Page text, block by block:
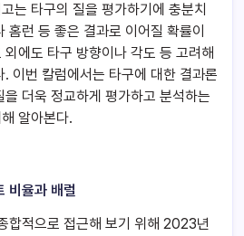
는 타구의 질을 평가하기에 충분치
홈런 등 좋은 결과로 이어질 확률이
에도 타구 방향이나 각도 등 고려해
이번 칼럼에서는 타구에 대한 결과론
더욱 정교하게 평가하고 분석하는
알아본다.
비율과 배럴
합적으로 접근해 보기 위해 2023년